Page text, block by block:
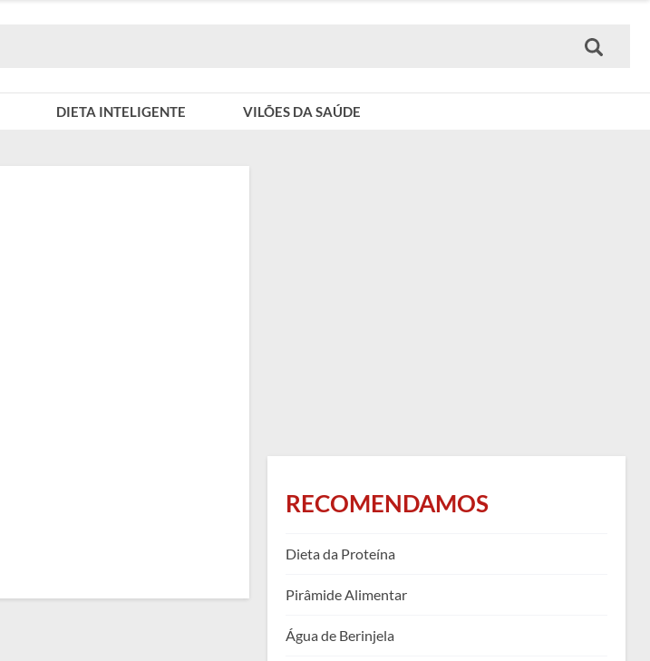
DIETA INTELIGENTE VILÕES DA SAÚDE
RECOMENDAMOS
Dieta da Proteína
Pirâmide Alimentar
Água de Berinjela